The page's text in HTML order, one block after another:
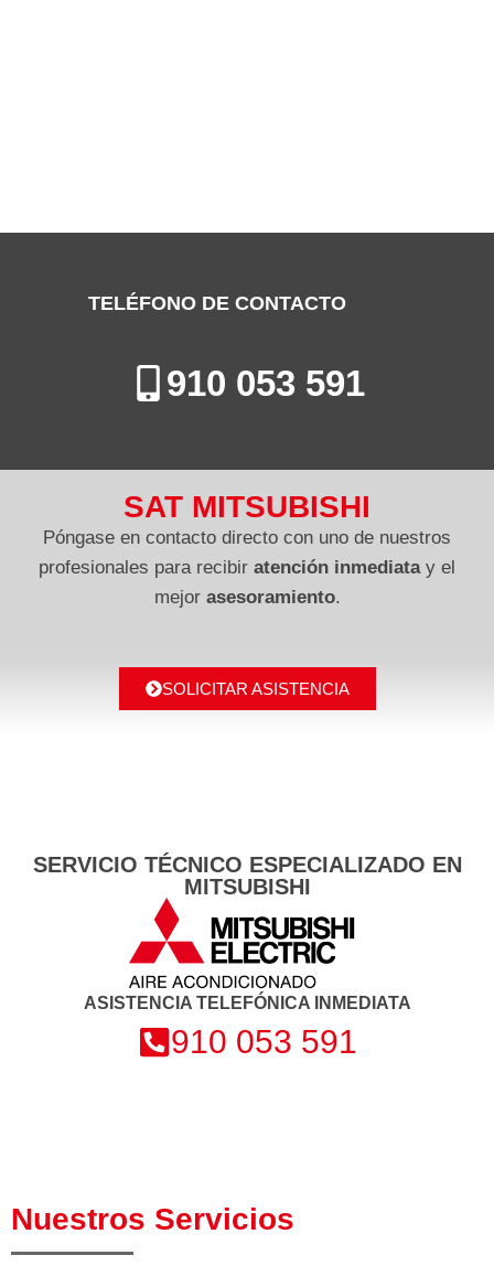
TELÉFONO DE CONTACTO
910 053 591
SAT MITSUBISHI
Póngase en contacto directo con uno de nuestros
profesionales para recibir atención inmediatay el
mejor asesoramiento.
SOLICITAR ASISTENCIA
SERVICIO TÉCNICO ESPECIALIZADO EN
MITSUBISHI
ASISTENCIA TELEFÓNICA INMEDIATA
910 053 591
Nuestros Servicios